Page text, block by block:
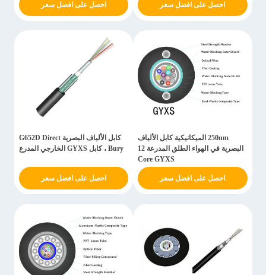
احصل على افضل سعر احصل على افضل سعر
250um الميكانيكية كابل الألياف
البصرية في الهواء الطلق المدرعة 12
Core GYXS
احصل على افضل سعر
كابل الألياف البصرية G652D Direct
Bury ، كابل GYXS الخارجي المدرع
احصل على افضل سعر